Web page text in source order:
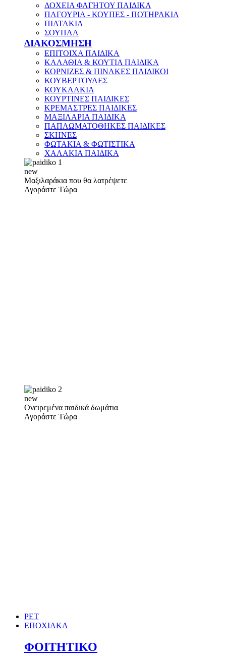
ΔΟΧΕΙΑ ΦΑΓΗΤΟΥ ΠΑΙΔΙΚΑ
ΠΑΓΟΥΡΙΑ - ΚΟΥΠΕΣ - ΠΟΤΗΡΑΚΙΑ
ΠΙΑΤΑΚΙΑ
ΣΟΥΠΛΑ
ΔΙΑΚΟΣΜΗΣΗ
ΕΠΙΤΟΙΧΑ ΠΑΙΔΙΚΑ
ΚΑΛΑΘΙΑ & ΚΟΥΤΙΑ ΠΑΙΔΙΚΑ
ΚΟΡΝΙΖΕΣ & ΠΙΝΑΚΕΣ ΠΑΙΔΙΚΟΙ
ΚΟΥΒΕΡΤΟΥΛΕΣ
ΚΟΥΚΛΑΚΙΑ
ΚΟΥΡΤΙΝΕΣ ΠΑΙΔΙΚΕΣ
ΚΡΕΜΑΣΤΡΕΣ ΠΑΙΔΙΚΕΣ
ΜΑΞΙΛΑΡΙΑ ΠΑΙΔΙΚΑ
ΠΑΠΛΩΜΑΤΟΘΗΚΕΣ ΠΑΙΔΙΚΕΣ
ΣΚΗΝΕΣ
ΦΩΤΑΚΙΑ & ΦΩΤΙΣΤΙΚΑ
ΧΑΛΑΚΙΑ ΠΑΙΔΙΚΑ
new
Μαξιλαράκια που θα λατρέψετε
Αγοράστε Τώρα
new
Ονειρεμένα παιδικά δωμάτια
Αγοράστε Τώρα
PET
ΕΠΟΧΙΑΚΑ
ΦΟΙΤΗΤΙΚΟ